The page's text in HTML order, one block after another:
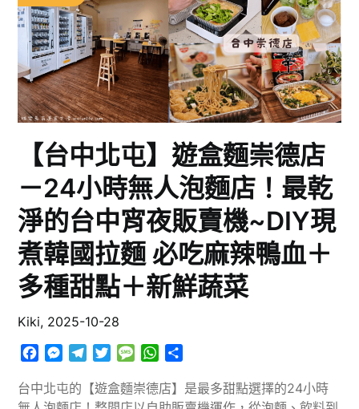
【台中北屯】遊盒麵崇德店
－24小時無人泡麵店！最乾
淨的台中宵夜販賣機~DIY現
煮韓國拉麵 必吃麻辣鴨血＋
多種甜點＋新鮮蔬菜
Kiki, 2025-10-28
Facebook
Messenger
TelegramTwitterMessageWhatsApp
台中北屯的【遊盒麵崇德店】是最多甜點選擇的24小時